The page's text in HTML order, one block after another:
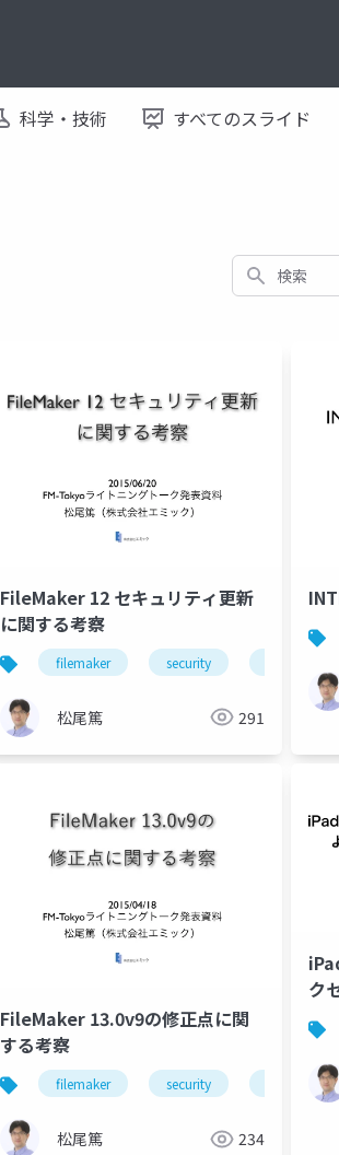
科学・技術 すべてのスライド
検索
FileMaker 12 セキュリティ更新
に関する考察
filemaker security
松尾篤 291
FileMaker 13.0v9の修正点に関
する考察
filemaker security
松尾篤 234
ク
ー